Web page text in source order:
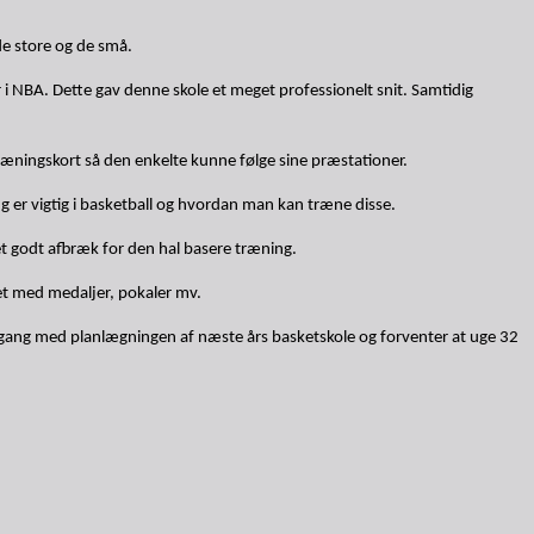
store og de små.
Dette gav denne skole et meget professionelt snit. Samtidig
så den enkelte kunne følge sine præstationer.
er vigtig i basketball og hvordan man kan træne disse.
godt afbræk for den hal basere træning.
med medaljer, pokaler mv.
med planlægningen af næste års basketskole og forventer at uge 32